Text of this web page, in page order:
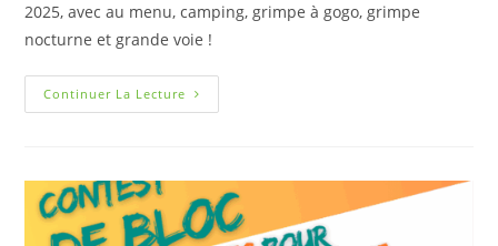
2025, avec au menu, camping, grimpe à gogo, grimpe
nocturne et grande voie !
Continuer La Lecture